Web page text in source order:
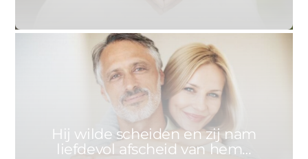
ERIC DE CORTE & CINDY CAPELLEMAN
21 SEPTEMBER 2020
Hij wilde scheiden en zij nam
liefdevol afscheid van hem…